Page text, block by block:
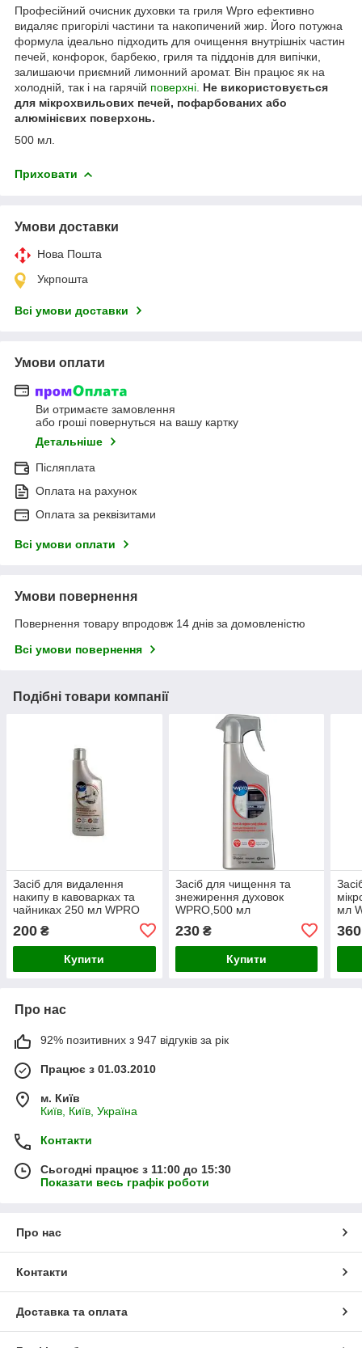
Професійний очисник духовки та гриля Wpro ефективно
видаляє пригорілі частини та накопичений жир. Його потужна
формула ідеально підходить для очищення внутрішніх частин
печей, конфорок, барбекю, гриля та піддонів для випічки,
залишаючи приємний лимонний аромат. Він працює як на
холодній, так і на гарячій поверхні Не використовується
для мікрохвильових печей, пофарбованих або
алюмінієвих поверхонь.
500 мл.
Приховати
Умови доставки
Нова Пошта
Укрпошта
Всі умови доставки
Умови оплати
Ви отримаєте замовлення
або гроші повернуться на вашу картку
Детальніше
Післяплата
Оплата на рахунок
Оплата за реквізитами
Всі умови оплати
Умови повернення
Повернення товару впродовж 14 днів за домовленістю
Всі умови повернення
Подібні товари компанії
Засіб для видалення
накипу в кавоварках та
чайниках 250 мл WPRO
(484000008732)
200 ₴
Купити
Засіб для чищення та
знежирення духовок
WPRO,500 мл
230₴
Купити
мл
360
Про нас
92% позитивних з 947 відгуків за рік
Працює з 01.03.2010
м. Київ
Київ, Київ, Україна
Контакти
Сьогодні працює з 11:00 до 15:30
Показати весь графік роботи
Про нас
Контакти
Доставка та оплата